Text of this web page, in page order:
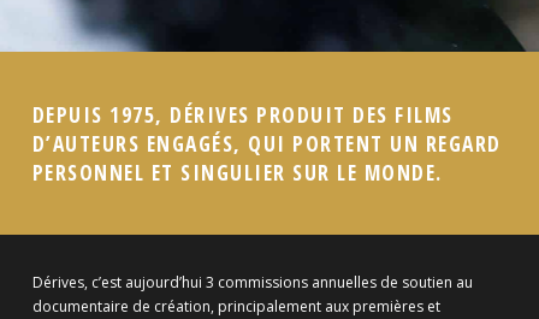
DEPUIS 1975, DÉRIVES PRODUIT DES FILMS
D’AUTEURS ENGAGÉS, QUI PORTENT UN REGARD
PERSONNEL ET SINGULIER SUR LE MONDE.
Dérives, c’est aujourd’hui 3 commissions annuelles de soutien au
documentaire de création, principalement aux premières et